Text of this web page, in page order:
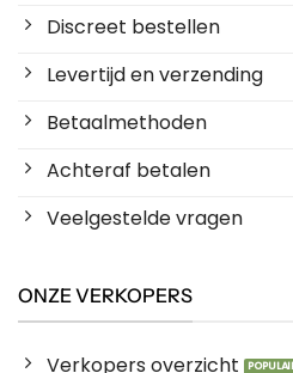
Discreet bestellen
Levertijd en verzending
Betaalmethoden
Achteraf betalen
Veelgestelde vragen
ONZE VERKOPERS
Verkopers overzicht